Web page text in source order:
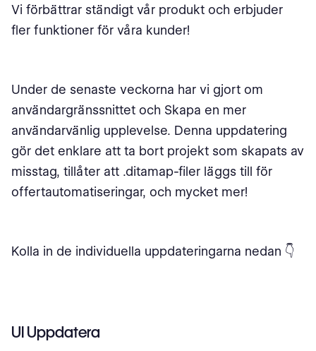
Vi förbättrar ständigt vår produkt och erbjuder
fler funktioner för våra kunder!
Under de senaste veckorna har vi gjort om
användargränssnittet och Skapa en mer
användarvänlig upplevelse. Denna uppdatering
gör det enklare att ta bort projekt som skapats av
misstag, tillåter att .ditamap-filer läggs till för
offertautomatiseringar, och mycket mer!
Kolla in de individuella uppdateringarna nedan 👇
UI Uppdatera